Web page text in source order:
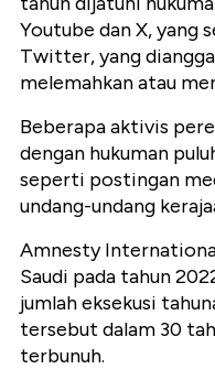
Youtube dan X, yang
Twitter, yang
melemahkan atau
Beberapa aktivis
dengan hukuman
seperti postingan
undang-undang
Amnesty
Saudi pada tahun
jumlah eksekusi
tersebut dalam 30
terbunuh.